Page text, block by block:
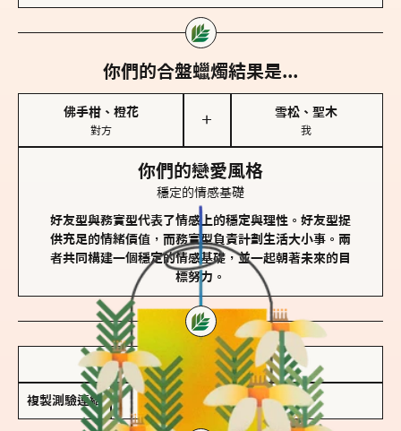
你們的合盤蠟燭結果是...
佛手柑、橙花
對方
＋
雪松、聖木
我
你們的戀愛風格
穩定的情感基礎
好友型與務實型代表了情感上的穩定與理性。好友型提
供充足的情緒價值，而務實型負責計劃生活大小事。兩
者共同構建一個穩定的情感基礎，並一起朝著未來的目
標努力。
儲存我的結果圖
複製測驗連結 查看香氛類型全解析 >>>